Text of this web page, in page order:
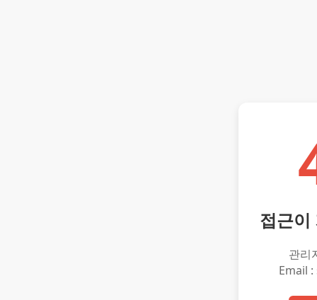
접근이
관리
Email